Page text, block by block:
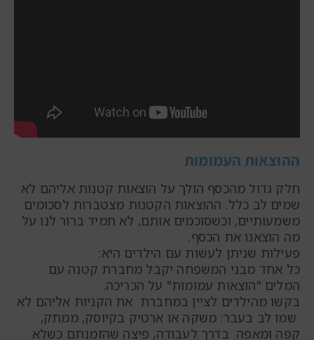
ההוצאות העמומות
חלק גדול מהכסף הולך על הוצאות קטנות אליהם לא
שמים לב כלל. ההוצאות הקטנות מצטברות לסכומים
משמעותיים, וכשסוכמים אותם, לא תמיד ברור לנו על
מה הוצאנו את הכסף.
פעילות שניתן לעשות עם הילדים היא:
כל אחד מבני המשפחה יקבל מחברת קטנה עם
המלים "הוצאות עמומות" על הכריכה.
בקשו מהילדים לציין במחברת את הקניות אליהם לא
שמו לב בעבר: משקה או ארטיק בקיוסק, ממתק,
קפה ומאפה בדרך לעבודה, פיצה שהזמנתם כשלא